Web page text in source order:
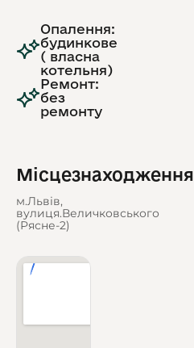
Опалення:
будинкове
( власна
котельня)
Ремонт:
без
ремонту
Місцезнаходження
м.Львів,
вулиця.Величковського
(Рясне-2)